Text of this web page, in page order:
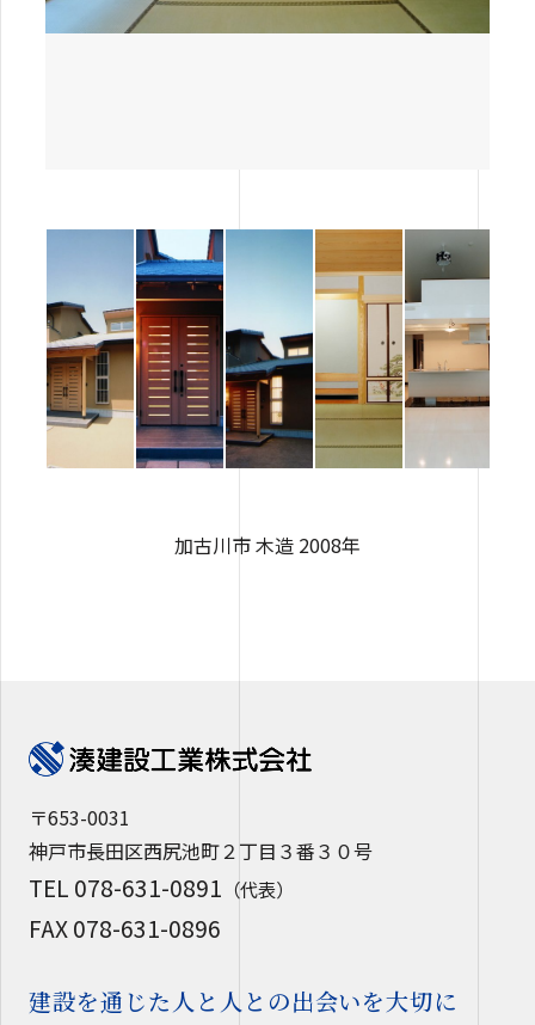
加古川市 木造 2008年
〒653-0031
神戸市長田区西尻池町２丁目３番３０号
TEL 078-631-0891 （代表）
FAX 078-631-0896
建設を通じた人と人との出会いを大切に